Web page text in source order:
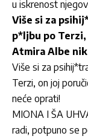
u iskrenost
Više si za
p*ljbu po
Atmira Albe
Više si za
Terzi, on joj
neće oprati!
MIONA I ŠA
radi, potpuno se